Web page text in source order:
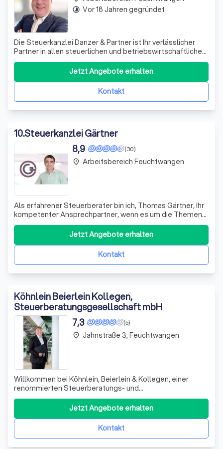
Die Steuerkanzlei Danzer & Partner ist Ihr verlässlicher
Partner in allen steuerlichen und betriebswirtschaftlichen
Fragen. Mit unserem Fokus auf die Region
Nürnberg/Fürth/Stein, betreuen wir Mandanten
deutschlandweit. Unser Hauptgesellschafter, Claus
Danzer, ist seit 1995 Steuerberater und seit 200
Kontakt
Jetzt Angebote erhalten
timelapse Vor 18 Jahren gegründet
10.Steuerkanzlei Gärtner
(30)
8,9
Als erfahrener Steuerberater bin ich, Thomas Gärtner, Ihr
kompetenter Ansprechpartner, wenn es um die Themen
Rechnungsstellung, Buchführung und Steuern geht. Ich
weiß, dass diese Themen für viele Freiberufler im
Heilberuf eine Herausforderung darstellen können. Ob Sie
als Selbstständiger mit oder oh
Kontakt
Jetzt Angebote erhalten
place Arbeitsbereich Feuchtwangen
Köhnlein Beierlein Kollegen,
Steuerberatungsgesellschaft mbH
(5)
7,3
Willkommen bei Köhnlein, Beierlein & Kollegen, einer
renommierten Steuerberatungs- und
Wirtschaftsprüfungsgesellschaft mit einer
beeindruckenden Geschichte, die bis ins Jahr 1956
zurückreicht. Unser Team aus erfahrenen Steuerberatern
und Wirtschaftsprüfern hat sich der Bereitstellung
Kontakt
Jetzt Angebote erhalten
place Jahnstraße 3, Feuchtwangen